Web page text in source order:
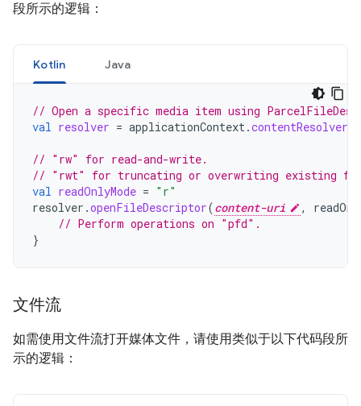
段所示的逻辑：
Kotlin Java
// Open a specific media item using
val resolver = applicationContext.contentResolver
// "rw" for read-and-write.
// "rwt" for truncating or overwriting existing
val readOnlyMode = "r"
resolver .openFileDescriptor(content-uri ,
// Perform operations on "pfd".
}
文件流
如需使用文件流打开媒体文件，请使用类似于以下代码段所
示的逻辑：